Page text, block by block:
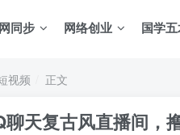
同步 网络创业 国学
视频 正文
天复古风直播间，